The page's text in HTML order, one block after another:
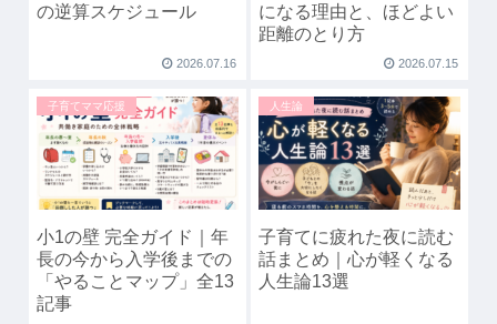
の逆算スケジュール
2026.07.16
になる理由と、ほどよい
距離のとり方
2026.07.15
子育てママ応援
小1の壁 完全ガイド｜年
長の今から入学後までの
「やることマップ」全13
記事
人生論
子育てに疲れた夜に読む
話まとめ｜心が軽くなる
人生論13選